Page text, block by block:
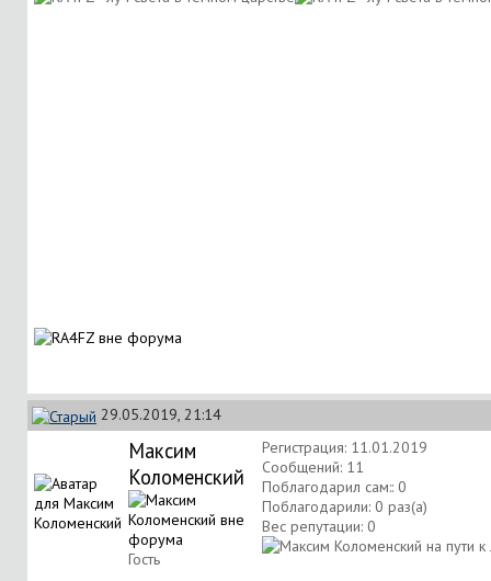
29.05.2019, 21:14
Максим
Коломенский
Гость
Регистрация: 11.01.2019
Сообщений: 11
Поблагодарил сам:: 0
Поблагодарили: 0 раз(а)
Вес репутации: 0